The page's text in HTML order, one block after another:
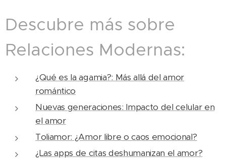
Descubre más sobre
Relaciones Modernas:
¿Qué es la agamia?: Más allá del amor
romántico
Nuevas generaciones: Impacto del celular en
el amor
Toliamor: ¿Amor libre o caos emocional?
¿Las apps de citas deshumanizan el amor?